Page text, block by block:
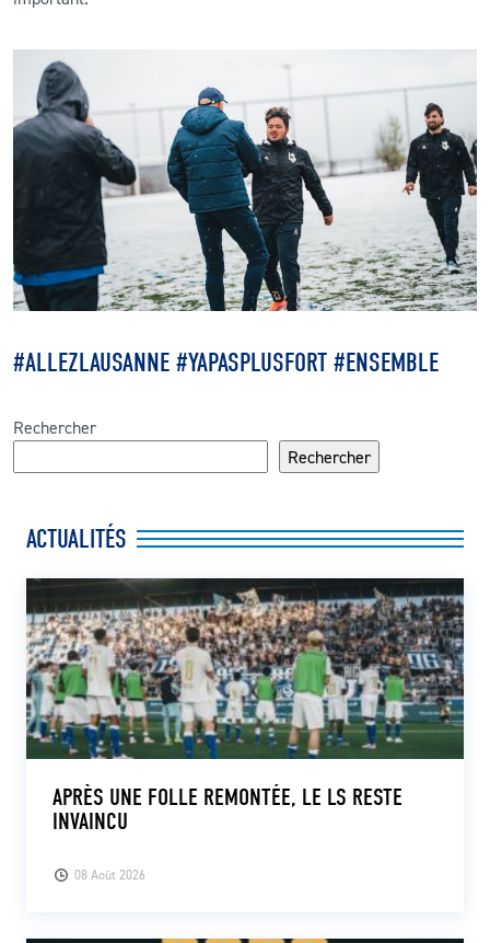
#ALLEZLAUSANNE #YAPASPLUSFORT #ENSEMBLE
Rechercher
Rechercher
ACTUALITÉS
08 Août 2026
APRÈS UNE FOLLE REMONTÉE, LE LS RESTE
INVAINCU